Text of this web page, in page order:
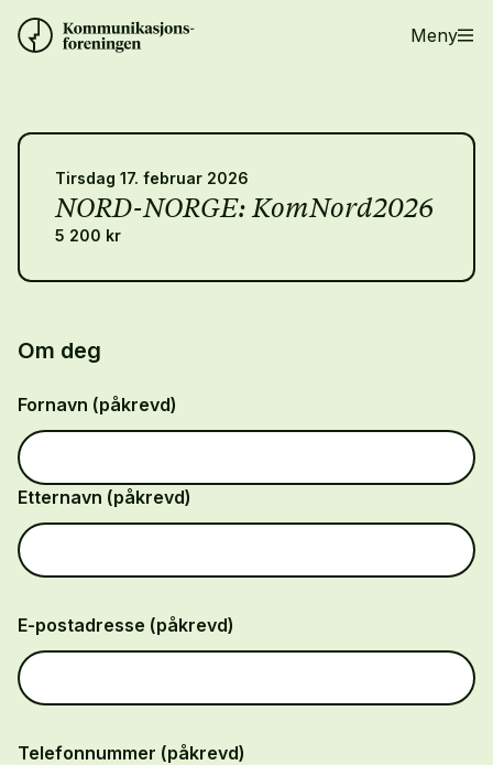
Meny
Tirsdag 17. februar 2026
NORD-NORGE: KomNord2026
5 200 kr
Om deg
Fornavn (påkrevd)
Etternavn (påkrevd)
E-postadresse (påkrevd)
Telefonnummer (påkrevd)